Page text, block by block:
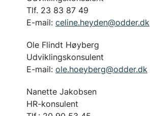
Tlf. 23 83 87 49
E-mail: celine.heyden@odder.dk
Ole Flindt Høyberg
Udviklingskonsulent
E-mail: ole.hoeyberg@odder.dk
Nanette Jakobsen
HR-konsulent